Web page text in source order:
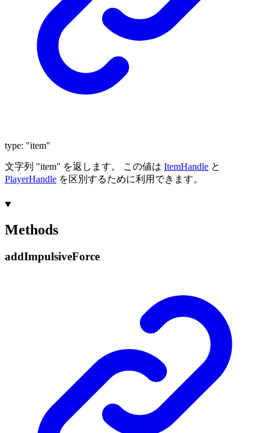
type: "item"
文字列 "item" を返します。 この値は ItemHandle と
PlayerHandle を区別するために利用できます。
Methods
addImpulsiveForce